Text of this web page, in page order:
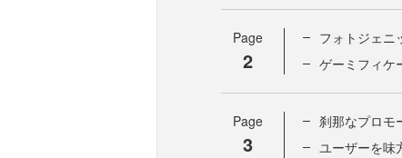
Page
2
フォトジェニ
ゲーミフィケ
Page
3
刹那なプロモ
ユーザーを味